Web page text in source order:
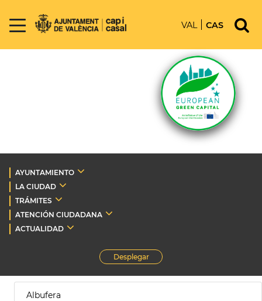
VAL CAS
AYUNTAMIENTO
LA CIUDAD
TRÁMITES
ATENCIÓN CIUDADANA
ACTUALIDAD
Desplegar
Albufera